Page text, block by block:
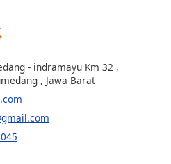
- indramayu Km 32 ,
, Jawa Barat